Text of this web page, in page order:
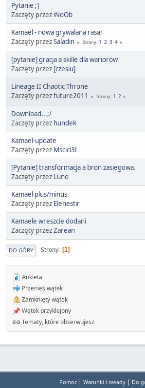
Pytanie ;]
Zaczęty przez iNoOb
Kamael - nowa grywalana rasa!
Zaczęty przezSaladin Strony 1 2 3 4
[pytanie] gracja a skille dla wariorow
Zaczęty przez [czesiu]
Lineage II Chaotic Throne
Zaczęty przezfuture2011 Strony 1 2
Download...;/
Zaczęty przez hundek
Kamael-update
Zaczęty przez Mscici3l
[Pytanie] transformacja a bron zasiegowa.
Zaczęty przez Luno
Kamael plus/minus
Zaczęty przez Elenestir
Kamaele wreszcie dodani
Zaczęty przezZarean
DO GÓRY Strony 1
Ankieta
Przenieś wątek
Zamknięty wątek
Wątek przyklejony
Tematy, które obserwujesz
Pomoc| Warunki i zasady| Do